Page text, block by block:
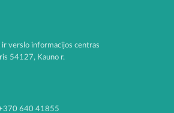
verslo informacijos centras
54127, Kauno r.
640 41855